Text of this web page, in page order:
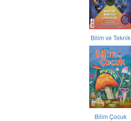
Bilim ve Teknik
Bilim Çocuk